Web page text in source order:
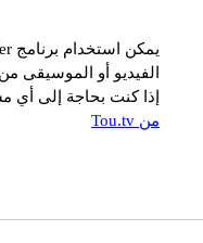
الفيديو أو الموسيقى من Tou.tv مجانًا
إذا كنت بحاجة إلى أي
من Tou.tv